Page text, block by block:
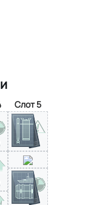
Слот 5